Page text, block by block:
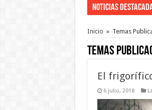
Noticias
Inicio » Temas
Temas
El
6 julio, 2018